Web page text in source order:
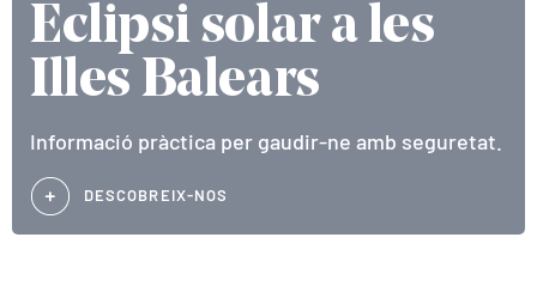
Eclipsi solar a les
Illes Balears
Informació pràctica per gaudir-ne amb seguretat.
DESCOBREIX-NOS